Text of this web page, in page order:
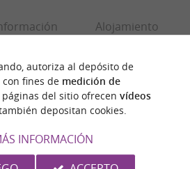
Alojamiento
autoriza al depósito de
fines de medición de
páginas del sitio ofrecen vídeos
depositan cookies.
INFORMACIÓN